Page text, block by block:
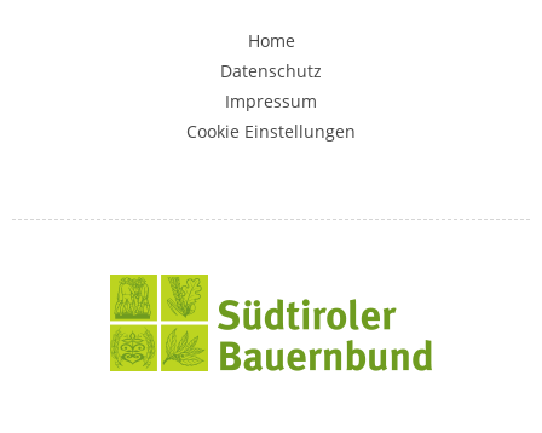
Home
Datenschutz
Impressum
Cookie Einstellungen